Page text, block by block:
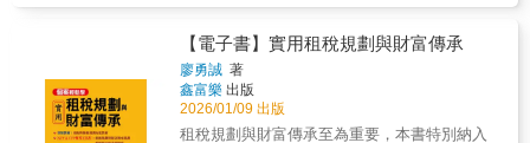
訂有房族防錯殺條款，規定五種特殊情形，有
例進行說明，特別易於理解。「房屋租金支出
特別扣除額規定納稅義務人、配偶及受扶養直
系親屬於我國境內須「無自有房屋」，方可列
報。實務上卻常見民眾名下雖有房產，卻因客
觀因素無法居住而必須另行租屋，若一律排除
低、稅率也低，自然比現在繳稅來得划算。增
加儲蓄的同時，也省下稅金，一舉兩得。中華
民國萬萬稅，所以對個人（自然人）而言，除
了個人所得稅外，投資理財、房地產、遺產及
贈與等相關稅賦問題，在人的一生中也幾乎一
舉了四大議題：議題一：台灣個人所得稅的全
的收入，這就是「綜合所得稅」的存在。節稅
的第一步，就是守好你的荷包，減少不必要的
稅負，從每年省下15,000元開始。議題二：理
財稅務更應全盤考量，不只看投資績效要取得
理財稅務的節稅福利不只看稅法，還必須加入
明‧如何避免高額稅負與誤觸法律風險，不踩
雷？‧投資證券究竟是長期持有好，還是避開股
息稅比較好？‧贈與現金買房、直接贈與房子、
繼承房產，哪個比較好？‧夫妻如何報稅最省
稅？配偶之間的資產互轉又該注意哪些稅？ ‧政
【電子書】實用租稅規劃與財富傳承
廖勇誠 著
鑫富樂 出版
2026/01/09 出版
租稅規劃與財富傳承至為重要，本書特別納入